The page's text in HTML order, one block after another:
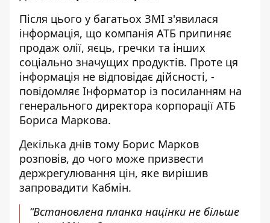
Після цього у багатьох ЗМІ з'явилася
інформація, що компанія АТБ припиняє
продаж олії, яєць, гречки та інших
соціально значущих продуктів. Проте ця
інформація не відповідає дійсності, -
повідомляє Інформатор із посиланням на
генерального директора корпорації АТБ
Бориса Маркова.
Декілька днів тому Борис Марков
розповів, до чого може призвести
держрегулювання цін, яке вирішив
запровадити Кабмін.
“Встановлена ​​планка націнки не більше